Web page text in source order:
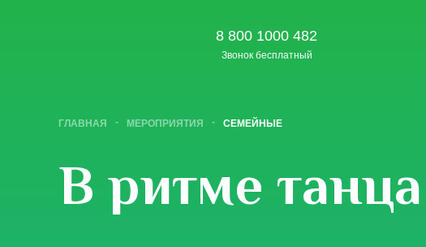
8 800 1000 482
Звонок бесплатный
ГЛАВНАЯ МЕРОПРИЯТИЯ СЕМЕЙНЫЕ
В ритме танца